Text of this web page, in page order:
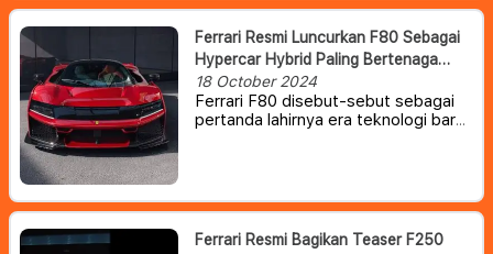
tidak dimiliki oleh F80 yang
membuat sebagian besar
penggemarnya kecewa, yakni fakta
bahwa mobil ini tidak memiliki mesin
V12.
Ferrari Resmi Luncurkan F80 Sebagai
Hypercar Hybrid Paling Bertenaga
Dalam Sejarah Perusahaan
18 October 2024
Ferrari F80 disebut-sebut sebagai
pertanda lahirnya era teknologi baru
twin-turbo sekaligus Ferrari paling
bertenaga yang pernah ada.
Ferrari Resmi Bagikan Teaser F250